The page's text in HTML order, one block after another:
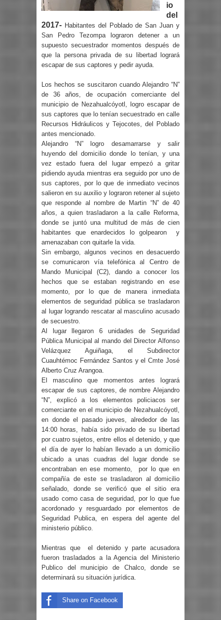
io
del
2017- Habitantes del Poblado de San Juan y
San Pedro Tezompa lograron detener a un
supuesto secuestrador momentos después de
que la persona privada de su libertad logrará
escapar de sus captores y pedir ayuda.
Los hechos se suscitaron cuando Alejandro “N”
de 36 años, de ocupación comerciante del
municipio de Nezahualcóyotl, logro escapar de
sus captores que lo tenían secuestrado en calle
Recursos Hidráulicos y Tejocotes, del Poblado
antes mencionado.
Alejandro “N” logro desamarrarse y salir
huyendo del domicilio donde lo tenían, y una
vez estado fuera del lugar empezó a gritar
pidiendo ayuda mientras era seguido por uno de
sus captores, por lo que de inmediato vecinos
salieron en su auxilio y lograron retener al sujeto
que responde al nombre de Martin “N” de 40
años, a quien trasladaron a la calle Reforma,
donde se juntó una multitud de más de cien
habitantes que enardecidos lo golpearon y
amenazaban con quitarle la vida.
Sin embargo, algunos vecinos en desacuerdo
se comunicaron vía telefónica al Centro de
Mando Municipal (C2), dando a conocer los
hechos que se estaban registrando en ese
momento, por lo que de manera inmediata
elementos de seguridad pública se trasladaron
al lugar logrando rescatar al masculino acusado
de secuestro.
Al lugar llegaron 6 unidades de Seguridad
Pública Municipal al mando del Director Alfonso
Velázquez Aguiñaga, el Subdirector
Cuauhtémoc Fernández Santos y el Cmte José
Alberto Cruz Arangoa.
El masculino que momentos antes logrará
escapar de sus captores, de nombre Alejandro
“N”, explicó a los elementos policiacos ser
comerciante en el municipio de Nezahualcóyotl,
en donde el pasado jueves, alrededor de las
14:00 horas, había sido privado de su libertad
por cuatro sujetos, entre ellos el detenido, y que
el día de ayer lo habían llevado a un domicilio
ubicado a unas cuadras del lugar donde se
encontraban en ese momento, por lo que en
compañía de este se trasladaron al domicilio
señalado, donde se verificó que el sitio era
usado como casa de seguridad, por lo que fue
acordonado y resguardado por elementos de
Seguridad Publica, en espera del agente del
ministerio público.
Mientras que el detenido y parte acusadora
fueron trasladados a la Agencia del Ministerio
Publico del municipio de Chalco, donde se
determinará su situación jurídica.
Share on Facebook